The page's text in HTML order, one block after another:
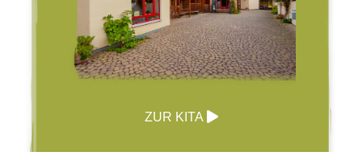
ZUR KITA